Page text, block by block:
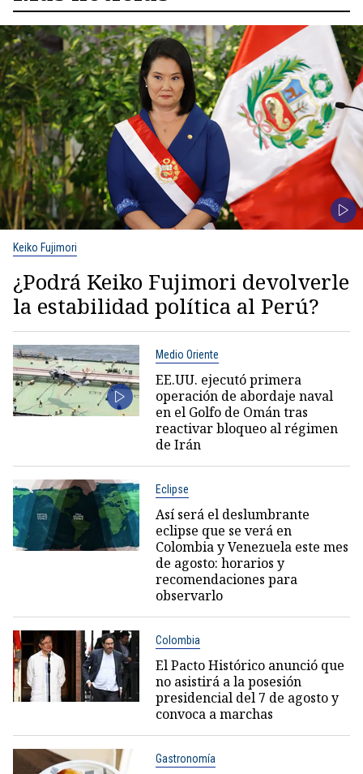
Keiko Fujimori
¿Podrá Keiko Fujimori devolverle
la estabilidad política al Perú?
Medio Oriente
EE.UU. ejecutó primera
operación de abordaje naval
en el Golfo de Omán tras
reactivar bloqueo al régimen
de Irán
Eclipse
Así será el deslumbrante
eclipse que se verá en
Colombia y Venezuela este mes
de agosto: horarios y
recomendaciones para
observarlo
Colombia
El Pacto Histórico anunció que
no asistirá a la posesión
presidencial del 7 de agosto y
convoca a marchas
Gastronomía